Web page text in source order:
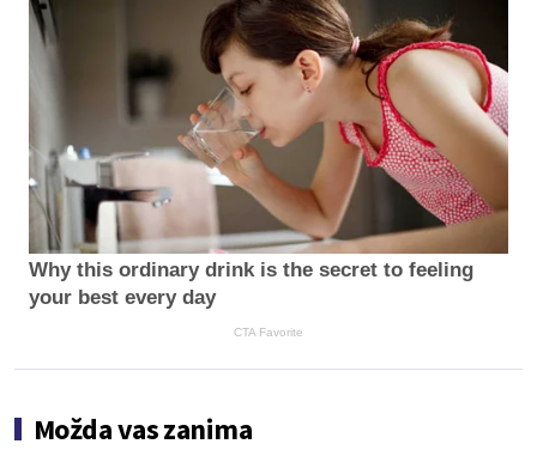
Why this ordinary drink is the secret to feeling
your best every day
CTA Favorite
Možda vas zanima